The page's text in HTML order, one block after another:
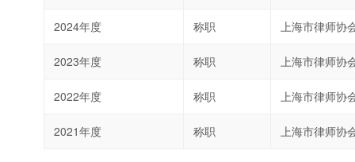
2024年度 称职 上海市律师协
2023年度 称职 上海市律师协
2022年度 称职 上海市律师协
2021年度 称职 上海市律师协